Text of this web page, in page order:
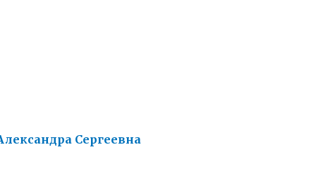
Сергеевна